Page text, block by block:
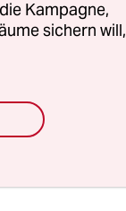
Kampagne,
sichern will,